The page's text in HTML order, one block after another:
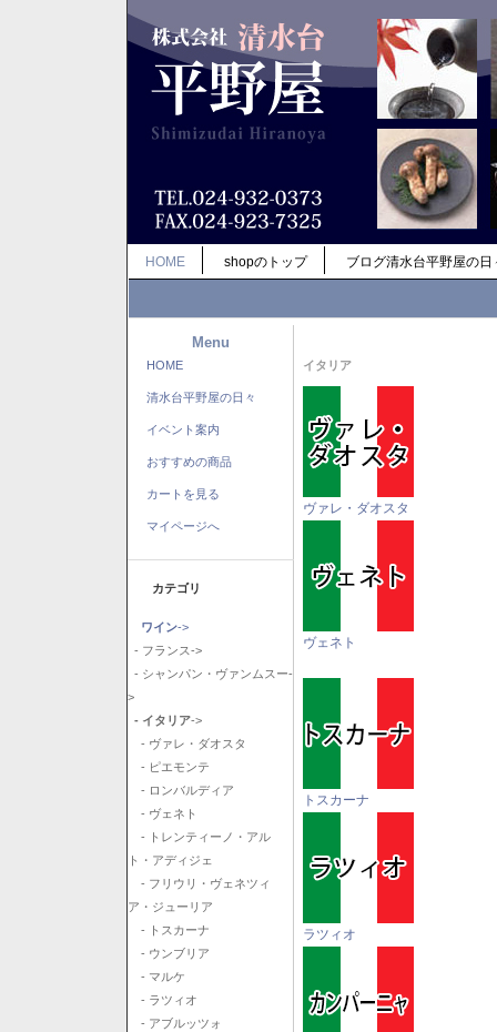
HOME shopのトップ ブログ清水台平野屋の日
Menu
HOME
清水台平野屋の日々
イベント案内
おすすめの商品
カートを見る
マイページへ
カテゴリ
ワイン->
- フランス->
- シャンパン・ヴァンムスー-
>
- イタリア->
- ヴァレ・ダオスタ
- ピエモンテ
- ロンバルディア
- ヴェネト
- トレンティーノ・アル
ト・アディジェ
- フリウリ・ヴェネツィ
ア・ジューリア
- トスカーナ
- ウンブリア
- マルケ
- ラツィオ
- アブルッツォ
イタリア
ヴァレ・ダオスタ
ヴェネト
トスカーナ
ラツィオ